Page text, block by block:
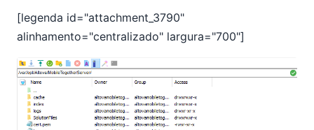
[legenda id="attachment_3790"
alinhamento="centralizado" largura="700"]